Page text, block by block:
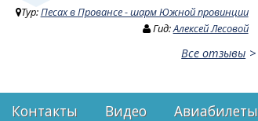
Тур:Песах в Провансе - шарм Южной провинции
Гид:Алексей Лесовой
Все отзывы
Контакты Видео
Авиабилеты